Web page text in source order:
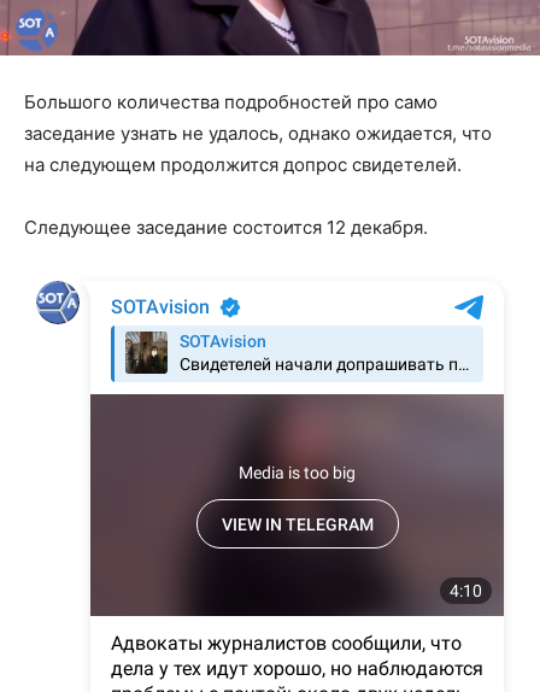
Большого количества подробностей про само
заседание узнать не удалось, однако ожидается, что
на следующем продолжится допрос свидетелей.
Следующее заседание состоится 12 декабря.